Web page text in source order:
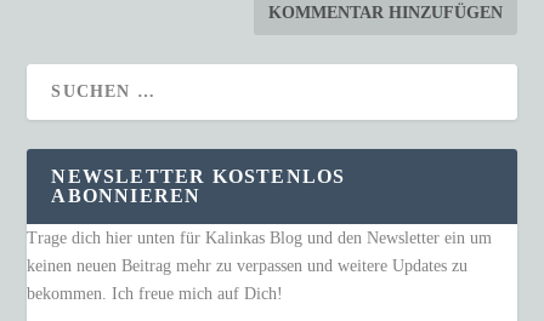
NEWSLETTER KOSTENLOS
ABONNIEREN
Trage dich hier unten für Kalinkas Blog und den Newsletter ein um
keinen neuen Beitrag mehr zu verpassen und weitere Updates zu
bekommen. Ich freue mich auf Dich!